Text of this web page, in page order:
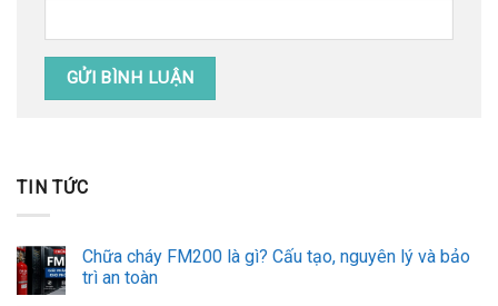
TIN TỨC
Chữa cháy FM200 là gì? Cấu tạo, nguyên lý và bảo
trì an toàn